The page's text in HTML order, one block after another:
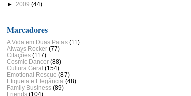
► 2009 (44)
Marcadores
A Vida em Duas Patas (11)
Always Rocker (77)
Citações (117)
Cosmic Dancer (88)
Cultura Geral (154)
Emotional Rescue (87)
Etiqueta e Elegância (48)
Family Business (89)
Friends (104)